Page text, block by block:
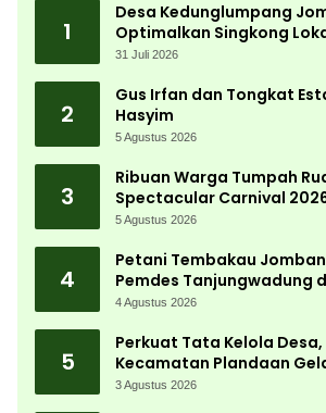
1
Desa Kedunglumpang
Optimalkan Singkong
Diajari Produksi Tepung
31 Juli 2026
2
Gus Irfan dan Tongkat
Hasyim
5 Agustus 2026
3
Ribuan Warga Tumpah
Spectacular Carnival
Kemerdekaan Terbesar di
5 Agustus 2026
4
Petani Tembakau
Pemdes Tanjungwadung
Bergerak Cepat
4 Agustus 2026
5
Perkuat Tata Kelola Desa,
Kecamatan Plandaan
Aparatur Pemdes
3 Agustus 2026